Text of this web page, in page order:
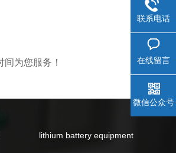
间为您服务！
lithium battery equipment
联系电话
在线留言
微信公众号